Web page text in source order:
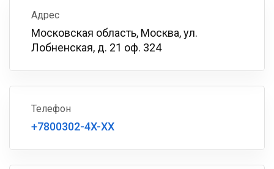
Адрес
Московская область, Москва, ул.
Лобненская, д. 21 оф. 324
Телефон
+7800302-4X-XX